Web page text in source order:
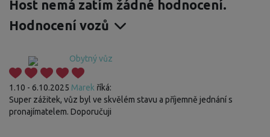
Host nemá zatím žádné hodnocení.
Hodnocení vozů
Obytný vůz
1.10 - 6.10.2025 Marek říká:
Super zážitek, vůz byl ve skvělém stavu a příjemně jednání s
pronajímatelem. Doporučuji